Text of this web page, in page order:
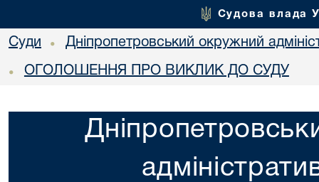
Судова влада
Суди • Дніпропетровський окружний
• ОГОЛОШЕННЯ ПРО ВИКЛИК ДО СУДУ